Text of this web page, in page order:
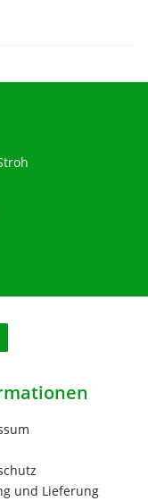
und Lieferung